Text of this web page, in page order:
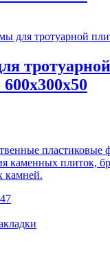
для тротуарной
пластиковые
каменных плиток,
камней.